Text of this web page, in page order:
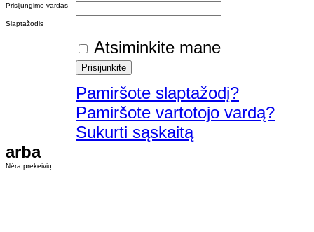
Prisijungimo vardas
Slaptažodis
Atsiminkite mane
Pamiršote slaptažodį?
Pamiršote vartotojo vardą?
Sukurti sąskaitą
arba
Nėra prekeivių